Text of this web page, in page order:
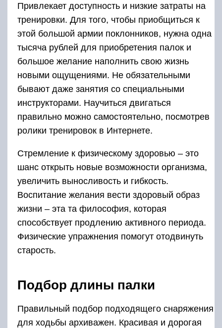
Привлекает доступность и низкие затраты на
тренировки. Для того, чтобы приобщиться к
этой большой армии поклонников, нужна одна
тысяча рублей для приобретения палок и
большое желание наполнить свою жизнь
новыми ощущениями. Не обязательными
бывают даже занятия со специальными
инструкторами. Научиться двигаться
правильно можно самостоятельно, посмотрев
ролики тренировок в Интернете.
Стремление к физическому здоровью – это
шанс открыть новые возможности организма,
увеличить выносливость и гибкость.
Воспитание желания вести здоровый образ
жизни – эта та философия, которая
способствует продлению активного периода.
Физические упражнения помогут отодвинуть
старость.
Подбор длины палки
Правильный подбор подходящего снаряжения
для ходьбы архиважен. Красивая и дорогая